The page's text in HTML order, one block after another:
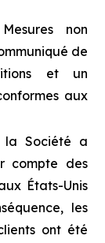
non
de
et un
aux
la Société a
compte des
États-Unis
les
ont été